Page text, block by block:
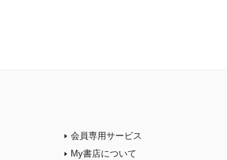
会員専用サービス
My書店について